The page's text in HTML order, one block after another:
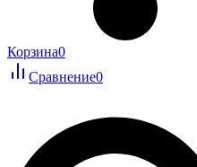
Корзина0
Сравнение0